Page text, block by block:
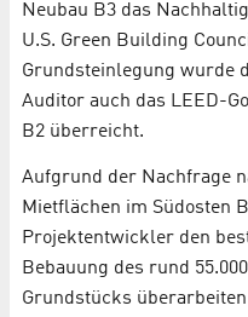
Neubau B3 das
U.S. Green Building
Grundsteinlegung wurde
Auditor auch das LEED-
B2 überreicht.
Aufgrund der Nachfrage
Mietflächen im Südosten
Projektentwickler den
Bebauung des rund
Grundstücks